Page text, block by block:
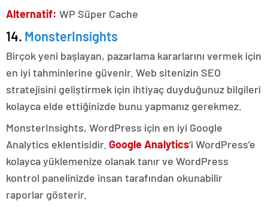
Alternatif: WP Süper Cache
14. MonsterInsights
Birçok yeni başlayan, pazarlama kararlarını vermek için
en iyi tahminlerine güvenir. Web sitenizin SEO
stratejisini geliştirmek için ihtiyaç duyduğunuz bilgileri
kolayca elde ettiğinizde bunu yapmanız gerekmez.
MonsterInsights, WordPress için en iyi Google
Analytics eklentisidir. Google Analytics‘i WordPress’e
kolayca yüklemenize olanak tanır ve WordPress
kontrol panelinizde insan tarafından okunabilir
raporlar gösterir.